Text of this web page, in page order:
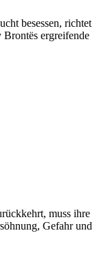
besessen, richtet
ergreifende
muss ihre
Gefahr und